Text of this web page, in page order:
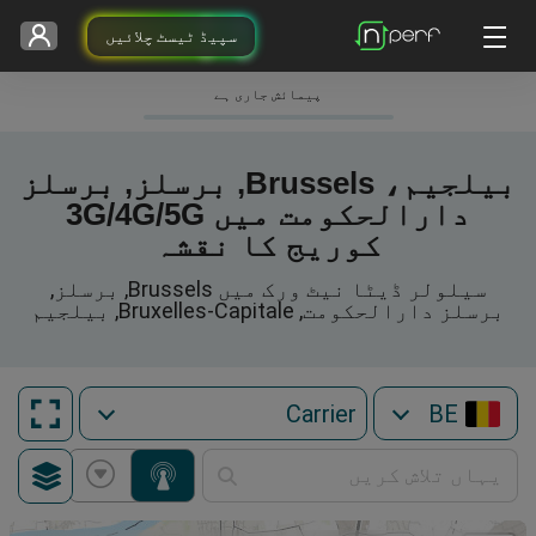
سپیڈ ٹیسٹ چلائیں
پیمائش جاری ہے
بیلجیم، Brussels, برسلز, برسلز
دارالحکومت میں 3G/4G/5G
کوریج کا نقشہ
سیلولر ڈیٹا نیٹ ورک میں Brussels, برسلز,
برسلز دارالحکومت, Bruxelles-Capitale, بیلجیم
BE